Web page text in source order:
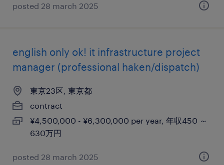
posted 28 march 2025
english only ok! it infrastructure project
manager (professional haken/dispatch)
東京23区, 東京都
contract
¥4,500,000 - ¥6,300,000 per year, 年収450 ～
630万円
posted 28 march 2025